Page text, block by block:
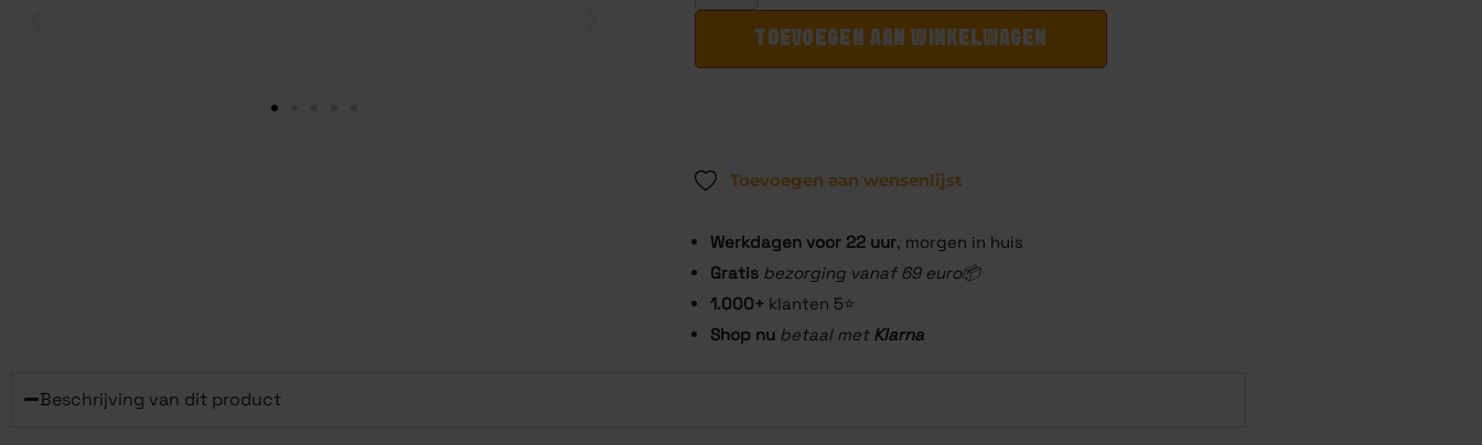
TOEVOEGEN AAN WINKELWAGEN
Toevoegen aan wensenlijst
Werkdagen voor 22 uur, morgen in huis
Gratis bezorging vanaf 69 euro📦
1.000+ klanten 5⭐️
Shop nu betaal met Klarna
Beschrijving van dit product